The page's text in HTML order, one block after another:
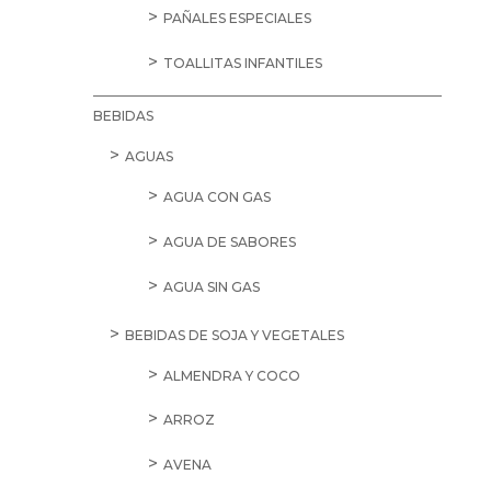
PAÑALES ESPECIALES
TOALLITAS INFANTILES
BEBIDAS
AGUAS
AGUA CON GAS
AGUA DE SABORES
AGUA SIN GAS
BEBIDAS DE SOJA Y VEGETALES
ALMENDRA Y COCO
ARROZ
AVENA